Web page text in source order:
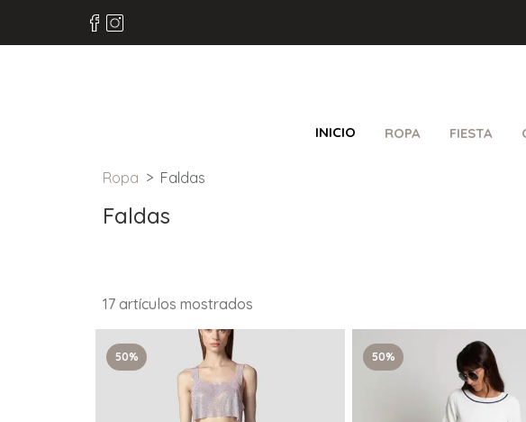
INICIO ROPA FIESTA
Ropa Faldas
Faldas
17 artículos mostrados
50% 50%